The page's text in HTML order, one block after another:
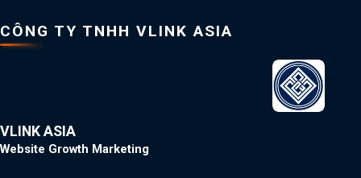
CÔNG TY TNHH VLINK ASIA
VLINK ASIA
Website Growth Marketing